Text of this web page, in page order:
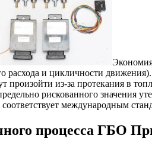
расхода и цикличности
произойти из-за протекания в
рискованного значения
международным
процесса ГБО